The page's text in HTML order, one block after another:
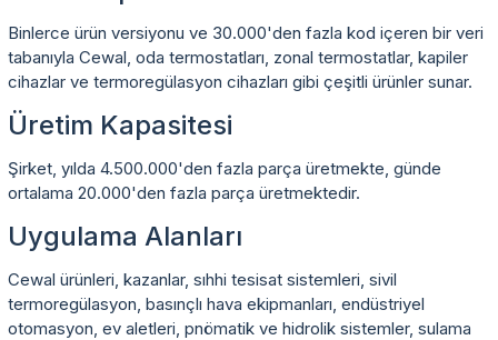
Binlerce ürün versiyonu ve 30.000'den fazla kod içeren bir veri
tabanıyla Cewal, oda termostatları, zonal termostatlar, kapiler
cihazlar ve termoregülasyon cihazları gibi çeşitli ürünler sunar.
Üretim Kapasitesi
Şirket, yılda 4.500.000'den fazla parça üretmekte, günde
ortalama 20.000'den fazla parça üretmektedir.
Uygulama Alanları
Cewal ürünleri, kazanlar, sıhhi tesisat sistemleri, sivil
termoregülasyon, basınçlı hava ekipmanları, endüstriyel
otomasyon, ev aletleri, pnömatik ve hidrolik sistemler, sulama